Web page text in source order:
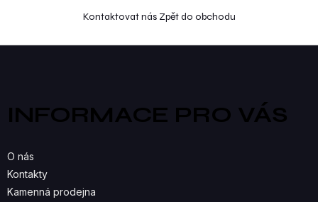
Kontaktovat nás Zpět do obchodu
Z
INFORMACE PRO VÁS
O nás
Kontakty
Kamenná prodejna